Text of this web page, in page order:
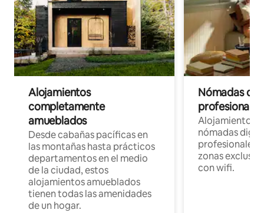
Alojamientos
completamente
amueblados
Desde cabañas pacíficas en
las montañas hasta prácticos
departamentos en el medio
de la ciudad, estos
alojamientos amueblados
tienen todas las amenidades
de un hogar.
Nómadas
Alojamientos
nómadas
profesionales
zonas
con wifi.